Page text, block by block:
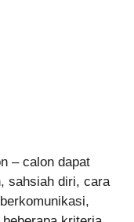
– calon dapat
sahsiah diri, cara